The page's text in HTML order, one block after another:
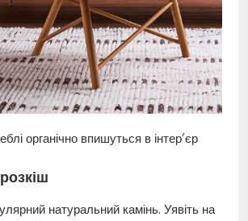
органічно впишуться в інтер’єр
натуральний камінь. Уявіть на